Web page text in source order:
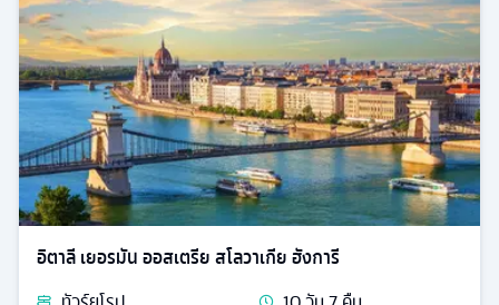
อิตาลี เยอรมัน ออสเตรีย สโลวาเกีย ฮังการี